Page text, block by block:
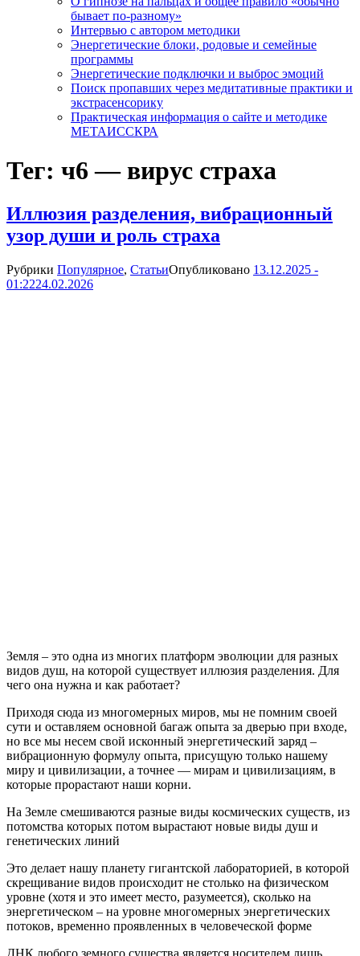
бывает по-разному»
Интервью с автором методики
Энергетические блоки, родовые и семейные
программы
Энергетические подключки и выброс эмоций
Поиск пропавших через медитативные практики и
экстрасенсорику
Практическая информация о сайте и методике
МЕТАИССКРА
Тег: ч6 — вирус страха
Иллюзия разделения, вибрационный
узор души и роль страха
Рубрики Популярное, СтатьиОпубликовано 13.12.2025 -
01:2224.02.2026
Земля – это одна из многих платформ эволюции для разных
видов душ, на которой существует иллюзия разделения. Для
чего она нужна и как работает?
Приходя сюда из многомерных миров, мы не помним своей
сути и оставляем основной багаж опыта за дверью при входе,
но все мы несем свой исконный энергетический заряд –
вибрационную формулу опыта, присущую только нашему
миру и цивилизации, а точнее — мирам и цивилизациям, в
которые прорастают наши корни.
На Земле смешиваются разные виды космических существ, из
потомства которых потом вырастают новые виды душ и
генетических линий
Это делает нашу планету гигантской лабораторией, в которой
скрещивание видов происходит не столько на физическом
уровне (хотя и это имеет место, разумеется), сколько на
энергетическом – на уровне многомерных энергетических
потоков, временно проявленных в человеческой форме
ДНК любого земного существа является носителем лишь